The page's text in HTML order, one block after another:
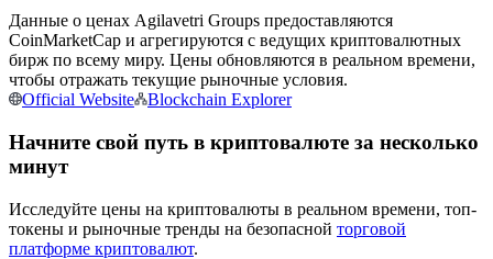
Станьте копи-трейдером
Наслаждайтесь распределением прибыли и комиссиями
за копи-трейдинг
Данные о ценах Agilavetri Groups предоставляются
CoinMarketCap и агрегируются с ведущих криптовалютных
бирж по всему миру. Цены обновляются в реальном времени,
чтобы отражать текущие рыночные условия.
Official Website
Blockchain Explorer
Начните свой путь в криптовалюте за несколько
минут
Исследуйте цены на криптовалюты в реальном времени, топ-
токены и рыночные тренды на безопасной торговой
платформе криптовалют.